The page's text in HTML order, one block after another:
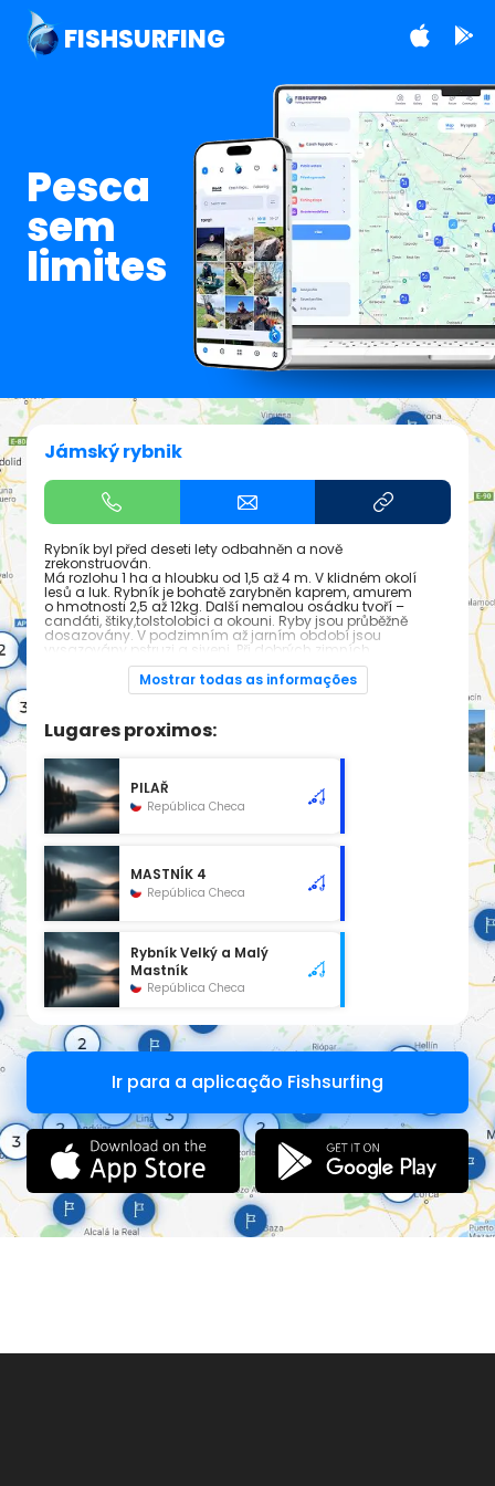
FISHSURFING
Pesca
sem
limites
Jámský rybnik
Rybník byl před deseti lety odbahněn a nově
zrekonstruován.
Má rozlohu 1 ha a hloubku od 1,5 až 4 m. V klidném okolí
lesů a luk. Rybník je bohatě zarybněn kaprem, amurem
o hmotnosti 2,5 až 12kg. Další nemalou osádku tvoří –
candáti, štiky,tolstolobici a okouni. Ryby jsou průběžně
dosazovány. V podzimním až jarním období jsou
vysazovány pstruzi a siveni. Při dobrých zimních
podmínkách je rybářům umožněn rybolov na dírkách.
Prostředí vhodné pro víkendovou relaxaci.
Mostrar todas as informações
Lugares proximos:
PILAŘ
República Checa
MASTNÍK 4
República Checa
Rybník Velký a Malý
Mastník
República Checa
Ir para a aplicação Fishsurfing